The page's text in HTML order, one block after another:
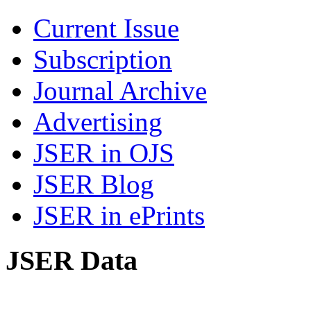
Current Issue
Subscription
Journal Archive
Advertising
JSER in OJS
JSER Blog
JSER in ePrints
JSER Data